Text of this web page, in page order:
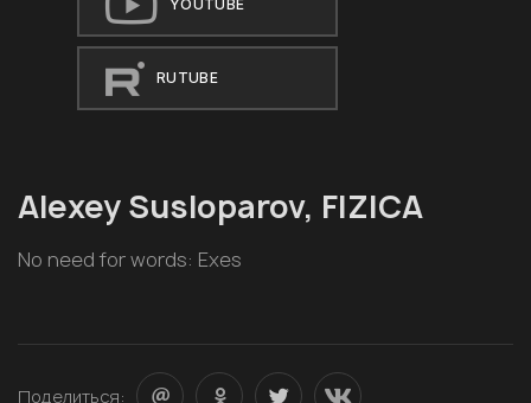
YOUTUBE
RUTUBE
Alexey Susloparov, FIZICA
No need for words: Exes
Поделиться: